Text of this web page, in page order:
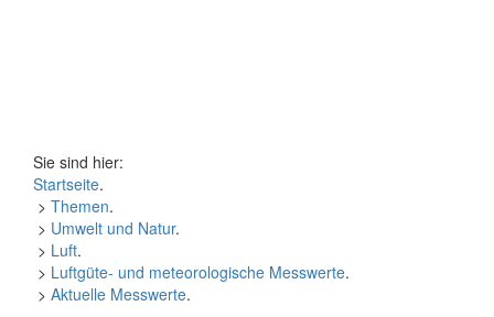
Sie sind hier:
Startseite.
> Themen.
> Umwelt und Natur.
> Luft.
> Luftgüte- und meteorologische Messwerte.
> Aktuelle Messwerte.